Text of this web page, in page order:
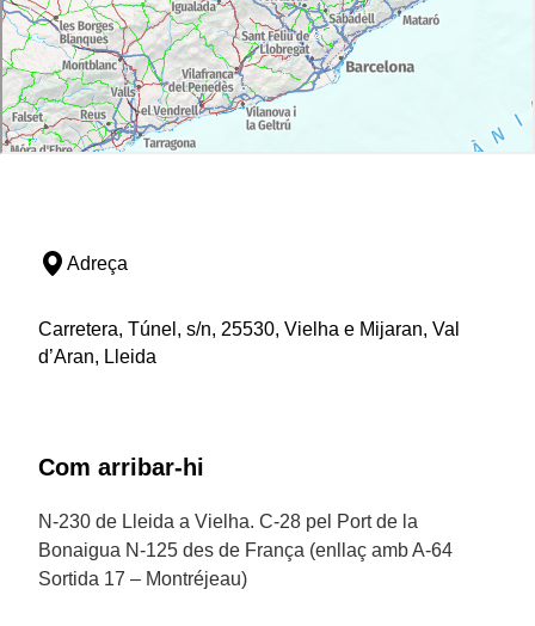
Adreça
Carretera, Túnel, s/n, 25530, Vielha e Mijaran, Val
d’Aran, Lleida
Com arribar-hi
N-230 de Lleida a Vielha. C-28 pel Port de la
Bonaigua N-125 des de França (enllaç amb A-64
Sortida 17 – Montréjeau)